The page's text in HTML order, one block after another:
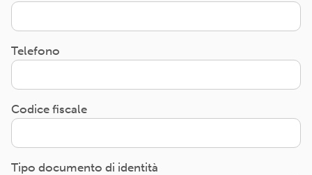
Telefono
Codice fiscale
Tipo documento di identità